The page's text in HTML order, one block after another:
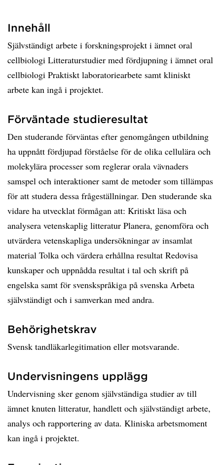
Innehåll
Självständigt arbete i forskningsprojekt i ämnet oral
cellbiologi Litteraturstudier med fördjupning i ämnet oral
cellbiologi Praktiskt laboratoriearbete samt kliniskt
arbete kan ingå i projektet.
Förväntade studieresultat
Den studerande förväntas efter genomgången utbildning
ha uppnått fördjupad förståelse för de olika cellulära och
molekylära processer som reglerar orala vävnaders
samspel och interaktioner samt de metoder som tillämpas
för att studera dessa frågeställningar. Den studerande ska
vidare ha utvecklat förmågan att: Kritiskt läsa och
analysera vetenskaplig litteratur Planera, genomföra och
utvärdera vetenskapliga undersökningar av insamlat
material Tolka och värdera erhållna resultat Redovisa
kunskaper och uppnådda resultat i tal och skrift på
engelska samt för svenskspråkiga på svenska Arbeta
självständigt och i samverkan med andra.
Behörighetskrav
Svensk tandläkarlegitimation eller motsvarande.
Undervisningens upplägg
Undervisning sker genom självständiga studier av till
ämnet knuten litteratur, handlett och självständigt arbete,
analys och rapportering av data. Kliniska arbetsmoment
kan ingå i projektet.